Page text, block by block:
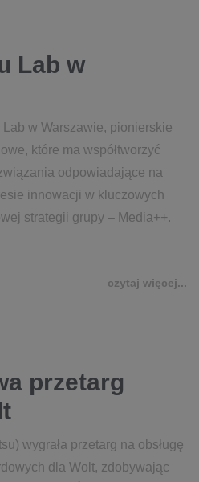
Lab w
w Warszawie, pionierskie
które ma współtworzyć
odpowiadające na
innowacji w kluczowych
strategii grupy – Media++.
czytaj więcej...
przetarg
wygrała przetarg na obsługę
dla Wolt, zdobywając